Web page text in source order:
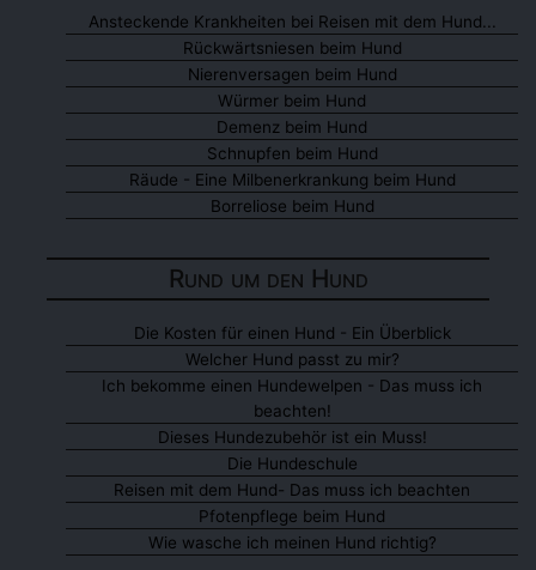
Ansteckende Krankheiten bei Reisen mit dem Hund...
Rückwärtsniesen beim Hund
Nierenversagen beim Hund
Würmer beim Hund
Demenz beim Hund
Schnupfen beim Hund
Räude - Eine Milbenerkrankung beim Hund
Borreliose beim Hund
Rund um den Hund
Die Kosten für einen Hund - Ein Überblick
Welcher Hund passt zu mir?
Ich bekomme einen Hundewelpen - Das muss ich
beachten!
Dieses Hundezubehör ist ein Muss!
Die Hundeschule
Reisen mit dem Hund- Das muss ich beachten
Pfotenpflege beim Hund
Wie wasche ich meinen Hund richtig?